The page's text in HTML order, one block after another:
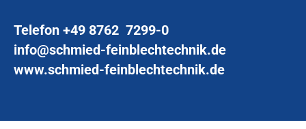
Telefon +49 8762 7299-0
info@schmied-feinblechtechnik.de
www.schmied-feinblechtechnik.de